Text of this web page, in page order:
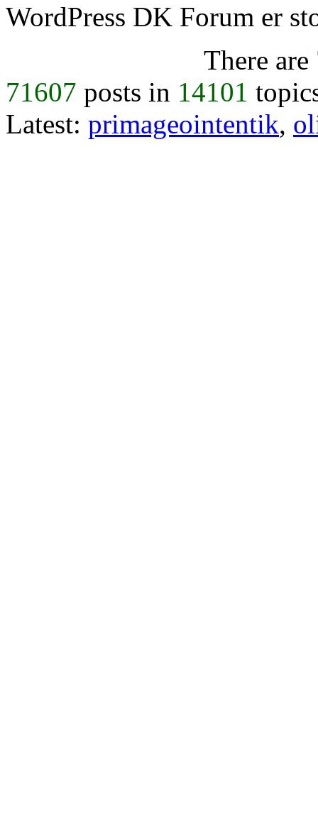
WordPress DK Forum er
There are
71607 posts in 14101
Latest: primageointentik,